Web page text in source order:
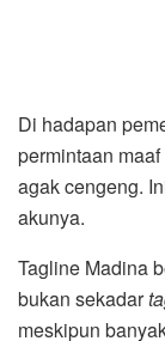
Di hadapan
permintaan
agak cengeng.
akunya.
Tagline Madina
bukan sekadar
meskipun